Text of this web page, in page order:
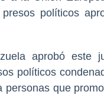
políticos
aprobó este
políticos
que